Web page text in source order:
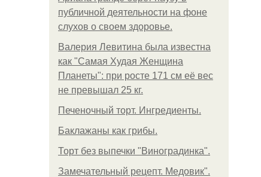
публичной деятельности на фоне
слухов о своем здоровье.
Валерия Левитина была известна
как "Самая Худая Женщина
Планеты": при росте 171 см её вес
не превышал 25 кг.
Печеночный торт. Ингредиенты.
Баклажаны как грибы.
Торт без выпечки "Виноградинка".
Замечательный рецепт. Медовик".